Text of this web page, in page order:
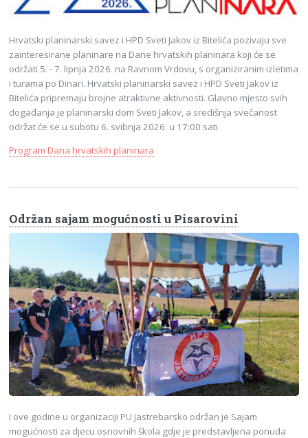
Hrvatski planinarski savez i HPD Sveti Jakov iz Bitelića pozivaju sve
zainteresirane planinare na Dane hrvatskih planinara koji će se
održati 5. - 7. lipnja 2026. na Ravnom Vrdovu, s organiziranim izletima
i turama po Dinari. Hrvatski planinarski savez i HPD Sveti Jakov iz
Bitelića pripremaju brojne atraktivne aktivnosti. Glavno mjesto svih
događanja je planinarski dom Sveti Jakov, a središnja svečanost
održat će se u subotu 6. svibnja 2026. u 17:00 sati.
Program Dana hrvatskih planinara
Održan sajam mogućnosti u Pisarovini
I ove godine u organizaciji PU Jastrebarsko održan je Sajam
mogućnosti za djecu osnovnih škola gdje je predstavljena ponuda